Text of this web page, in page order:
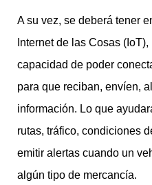
A su vez, se deberá tener
Internet de las Cosas
capacidad de poder
para que reciban, envíen,
información. Lo que
rutas, tráfico, condiciones
emitir alertas cuando un
algún tipo de mercancía.